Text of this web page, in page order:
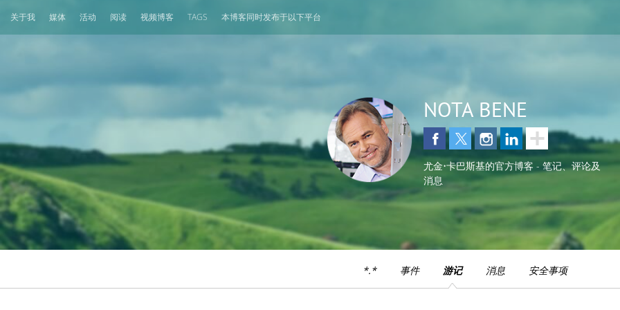
关于我 媒体 活动 阅读 视频博客 TAGS 本博客同时发布于以下平台
NOTA BENE
尤金•卡巴斯基的官方博客 - 笔记、评论及
消息
*.* 事件 游记 消息 安全事项